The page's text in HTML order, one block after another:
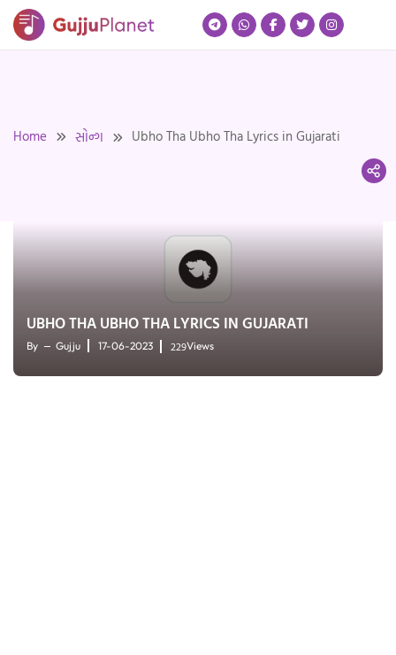
Skip
Home સોન્ગ Ubho Tha Ubho Tha Lyrics in Gujarati
UBHO THA UBHO THA LYRICS IN GUJARATI
By Gujju 17-06-2023 229Views